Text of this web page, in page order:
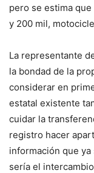
pero se estima
y 200 mil,
La representante
la bondad de la
considerar en
estatal existente
cuidar la
registro hacer
información que
sería el